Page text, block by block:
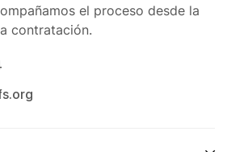
el proceso desde la
contratación.